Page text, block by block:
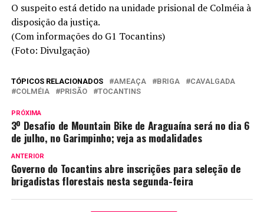
O suspeito está detido na unidade prisional de Colméia à
disposição da justiça.
(Com informações do G1 Tocantins)
(Foto: Divulgação)
TÓPICOS RELACIONADOS AMEAÇA BRIGA
CAVALGADA
COLMÉIA
PRISÃO TOCANTINS
PRÓXIMA
3º Desafio de Mountain Bike de Araguaína será no dia 6
de julho, no Garimpinho; veja as modalidades
ANTERIOR
Governo do Tocantins abre inscrições para seleção de
brigadistas florestais nesta segunda-feira